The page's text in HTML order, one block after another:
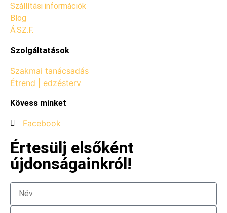
Szállítási információk
Blog
Á.SZ.F.
Szolgáltatások
Szakmai tanácsadás
Étrend | edzésterv
Kövess minket
Facebook
Értesülj elsőként
újdonságainkról!